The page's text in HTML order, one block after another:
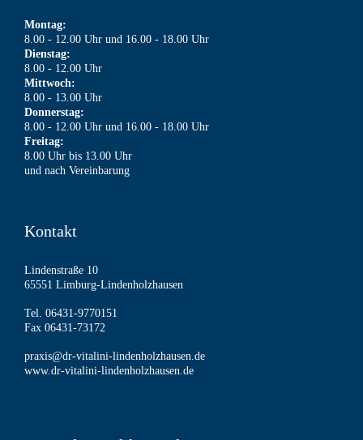
Montag:
8.00 - 12.00 Uhr und 16.00 - 18.00 Uhr
Dienstag:
8.00 - 12.00 Uhr
Mittwoch:
8.00 - 13.00 Uhr
Donnerstag:
8.00 - 12.00 Uhr und 16.00 - 18.00 Uhr
Freitag:
8.00 Uhr bis 13.00 Uhr
und nach Vereinbarung
Kontakt
Lindenstraße 10
65551 Limburg-Lindenholzhausen
Tel. 06431-9770151
Fax 06431-73172
praxis@dr-vitalini-lindenholzhausen.de
www.dr-vitalini-lindenholzhausen.de